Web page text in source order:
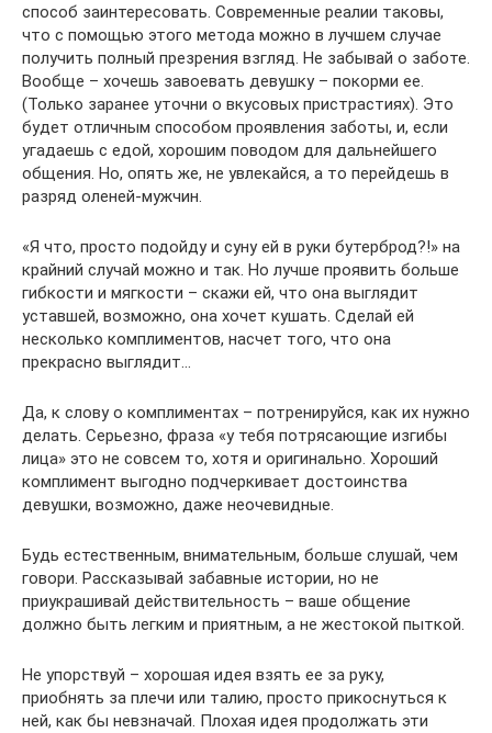
способ заинтересовать. Современные реалии таковы,
что с помощью этого метода можно в лучшем случае
получить полный презрения взгляд. Не забывай о заботе.
Вообще – хочешь завоевать девушку – покорми ее.
(Только заранее уточни о вкусовых пристрастиях). Это
будет отличным способом проявления заботы, и, если
угадаешь с едой, хорошим поводом для дальнейшего
общения. Но, опять же, не увлекайся, а то перейдешь в
разряд оленей-мужчин.
«Я что, просто подойду и суну ей в руки бутерброд?!» на
крайний случай можно и так. Но лучше проявить больше
гибкости и мягкости – скажи ей, что она выглядит
уставшей, возможно, она хочет кушать. Сделай ей
несколько комплиментов, насчет того, что она
прекрасно выглядит…
Да, к слову о комплиментах – потренируйся, как их нужно
делать. Серьезно, фраза «у тебя потрясающие изгибы
лица» это не совсем то, хотя и оригинально. Хороший
комплимент выгодно подчеркивает достоинства
девушки, возможно, даже неочевидные.
Будь естественным, внимательным, больше слушай, чем
говори. Рассказывай забавные истории, но не
приукрашивай действительность – ваше общение
должно быть легким и приятным, а не жестокой пыткой.
Не упорствуй – хорошая идея взять ее за руку,
приобнять за плечи или талию, просто прикоснуться к
ней, как бы невзначай. Плохая идея продолжать эти